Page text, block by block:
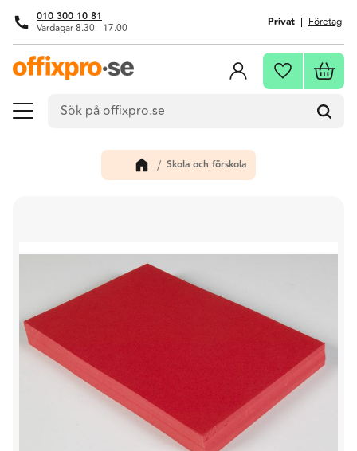
Meny
010 300 10 81
Vardagar 8.30 - 17.00 Privat Företag
Favoriter
Skola och förskola